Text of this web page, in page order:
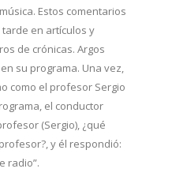
Estos comentarios
en artículos y
de crónicas. Argos
su programa. Una vez,
como el profesor Sergio
el conductor
(Sergio), ¿qué
y él respondió:
radio”.